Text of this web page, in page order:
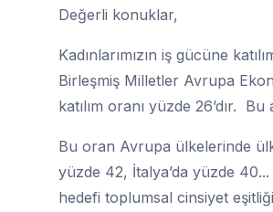
Değerli konuklar,
Kadınlarımızın iş gücüne
Birleşmiş Milletler Avrupa
katılım oranı yüzde 26’dır.
Bu oran Avrupa ülkelerinde
yüzde 42, İtalya’da yüzde
hedefi toplumsal cinsiyet